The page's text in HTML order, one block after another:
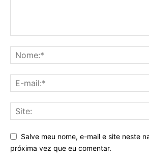
Salve meu nome, e-mail e site neste
próxima vez que eu comentar.